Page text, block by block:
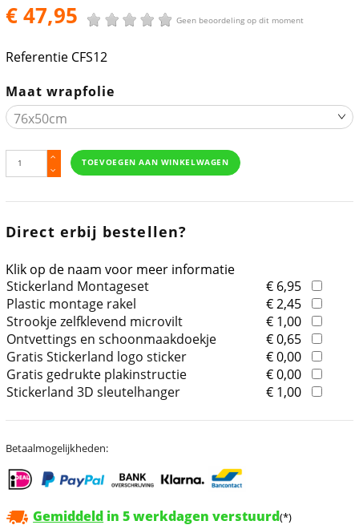
€ 47,95 Geen beoordeling op dit moment
Referentie CFS12
Maat wrapfolie
TOEVOEGEN AAN WINKELWAGEN
Direct erbij bestellen?
Klik op de naam voor meer informatie
Stickerland Montageset
€ 6,95
Plastic montage rakel
€ 2,45
Strookje zelfklevend microvilt
€ 1,00
Ontvettings en schoonmaakdoekje
€ 0,65
Gratis Stickerland logo sticker
€ 0,00
Gratis gedrukte plakinstructie
€ 0,00
Stickerland 3D sleutelhanger
€ 1,00
Betaalmogelijkheden:
Gemiddeld in 5 werkdagen verstuurd(*)